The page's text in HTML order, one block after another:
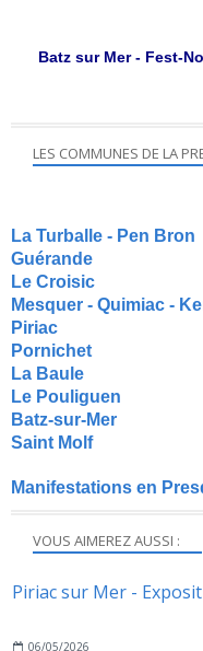
VOUS AIMEREZ AUSSI :
Piriac sur Mer -
06/05/2026
Batz sur Mer - Fest-
LES COMMUNES DE LA
La Turballe - Pen Bron
Guérande
Le Croisic
Mesquer - Quimiac -
Piriac
Pornichet
La Baule
Le Pouliguen
Batz-sur-Mer
Saint Molf
Manifestations en